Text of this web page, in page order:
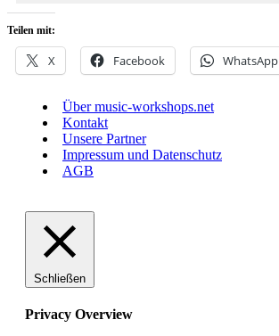
Teilen mit:
X Facebook WhatsApp
Über music-workshops.net
Kontakt
Unsere Partner
Impressum und Datenschutz
AGB
Schließen
Privacy Overview